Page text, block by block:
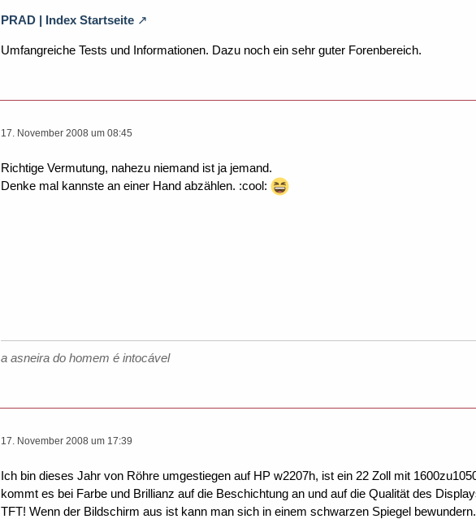
PRAD | Index Startseite
Umfangreiche Tests und Informationen. Dazu noch ein sehr guter Forenbereich.
17. November 2008 um 08:45
Richtige Vermutung, nahezu niemand ist ja jemand.
Denke mal kannste an einer Hand abzählen. :cool:
a asneira do homem é intocável
17. November 2008 um 17:39
Ich bin dieses Jahr von Röhre umgestiegen auf HP w2207h, ist ein 22 Zoll mit
kommt es bei Farbe und Brillianz auf die Beschichtung an und auf die Qualität des
TFT! Wenn der Bildschirm aus ist kann man sich in einem schwarzen Spiegel